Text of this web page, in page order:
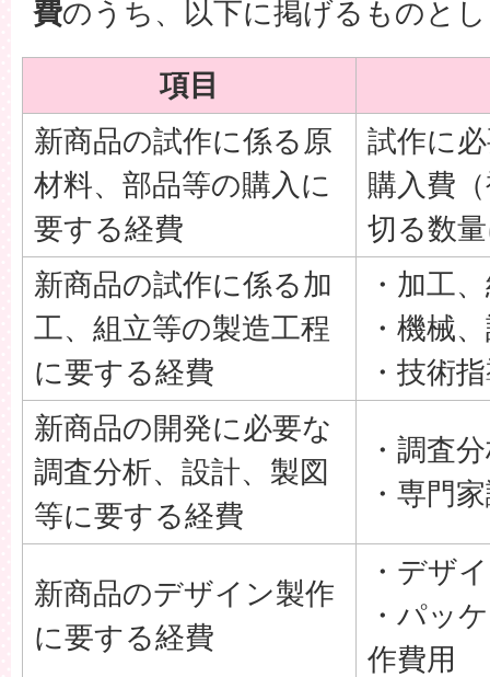
費のうち、以下に掲げるものと
項目
新商品の試作に係る原
材料、部品等の購入に
要する経費
試作に
購入費
切る数
新商品の試作に係る加
工、組立等の製造工程
に要する経費
・加工
・機械
・技術
新商品の開発に必要な
調査分析、設計、製図
等に要する経費
・調査
・専門
新商品のデザイン製作
に要する経費
・デザ
・パッ
作費用